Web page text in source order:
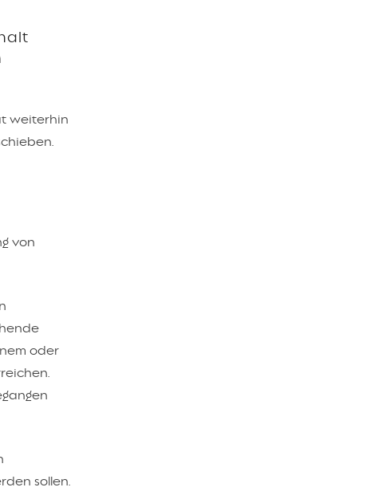
weiterhin
von
oder
sollen.